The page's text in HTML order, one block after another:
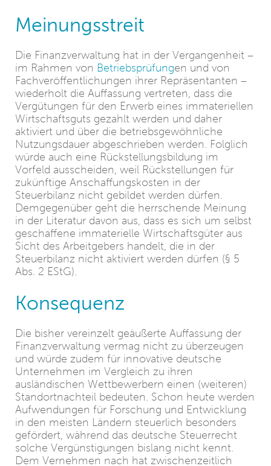
Meinungsstreit
Die Finanzverwaltung hat in der Vergangenheit –
im Rahmen von Betriebsprüfungen und von
Fachveröffentlichungen ihrer Repräsentanten –
wiederholt die Auffassung vertreten, dass die
Vergütungen für den Erwerb eines immateriellen
Wirtschaftsguts gezahlt werden und daher
aktiviert und über die betriebsgewöhnliche
Nutzungsdauer abgeschrieben werden. Folglich
würde auch eine Rückstellungsbildung im
Vorfeld ausscheiden, weil Rückstellungen für
zukünftige Anschaffungskosten in der
Steuerbilanz nicht gebildet werden dürfen.
Demgegenüber geht die herrschende Meinung
in der Literatur davon aus, dass es sich um selbst
geschaffene immaterielle Wirtschaftsgüter aus
Sicht des Arbeitgebers handelt, die in der
Steuerbilanz nicht aktiviert werden dürfen (§ 5
Abs. 2 EStG).
Konsequenz
Die bisher vereinzelt geäußerte Auffassung der
Finanzverwaltung vermag nicht zu überzeugen
und würde zudem für innovative deutsche
Unternehmen im Vergleich zu ihren
ausländischen Wettbewerbern einen (weiteren)
Standortnachteil bedeuten. Schon heute werden
Aufwendungen für Forschung und Entwicklung
in den meisten Ländern steuerlich besonders
gefördert, während das deutsche Steuerrecht
solche Vergünstigungen bislang nicht kennt.
Dem Vernehmen nach hat zwischenzeitlich